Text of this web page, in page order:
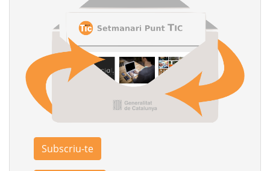
Subscriu-te